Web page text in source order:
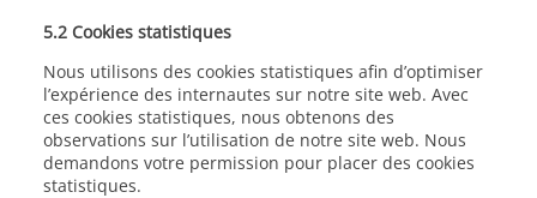
5.2 Cookies statistiques
Nous utilisons des cookies statistiques afin d’optimiser
l’expérience des internautes sur notre site web. Avec
ces cookies statistiques, nous obtenons des
observations sur l’utilisation de notre site web. Nous
demandons votre permission pour placer des cookies
statistiques.